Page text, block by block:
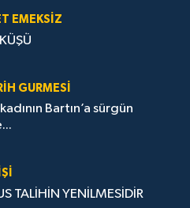
EMEKSİZ
GURMESI
Bartın’a sürgün
TALİHİN YENİLMESİDİR